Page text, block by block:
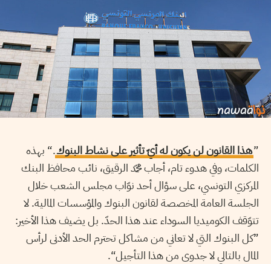
”هذا القانون لن يكون له أيّ تأثير على نشاط البنوك.“ بهذه
الكلمات، وفي هدوء تام، أجاب محمّد الرقيق، نائب محافظ البنك
المركزي التونسي، على سؤال أحد نوّاب مجلس الشعب خلال
الجلسة العامة المخصصة لقانون البنوك والمؤسسات المالية. لا
تتوّقف الكوميديا السوداء عند هذا الحدّ. بل يضيف هذا الأخير:
”كل البنوك التي لا تعاني من مشاكل تحترم الحد الأدنى لرأس
المال بالتالي لا جدوى من هذا التأجيل“.